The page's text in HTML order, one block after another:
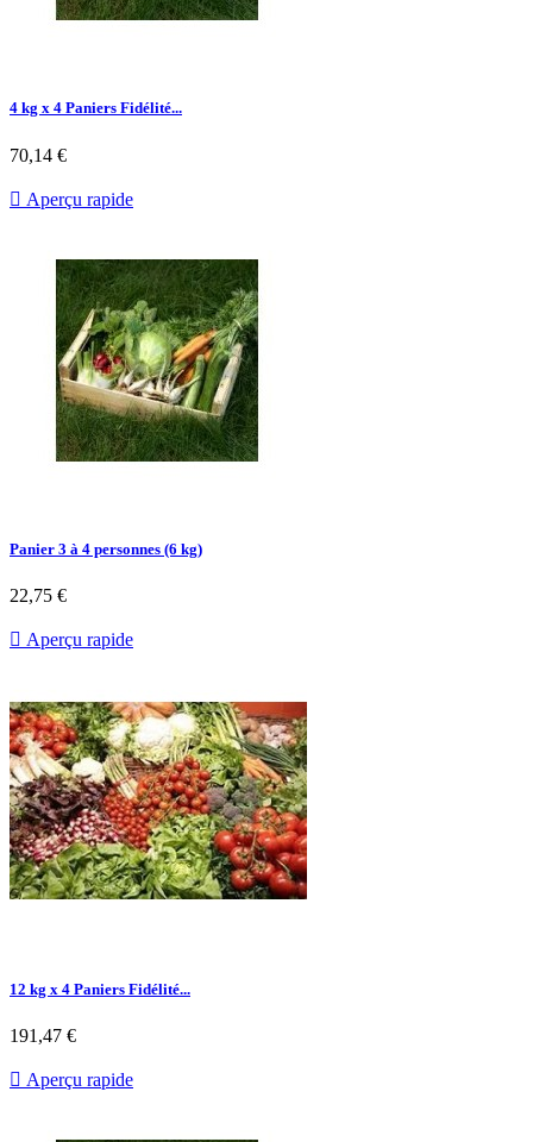
4 kg x 4 Paniers Fidélité...
70,14 €
 Aperçu rapide
Panier 3 à 4 personnes (6 kg)
22,75 €
 Aperçu rapide
12 kg x 4 Paniers Fidélité...
191,47 €
 Aperçu rapide